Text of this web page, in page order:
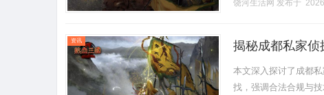
饶河生活网 发布于
资讯 揭秘成都私家侦
本文深入探讨了成都
找，强调合法合规与